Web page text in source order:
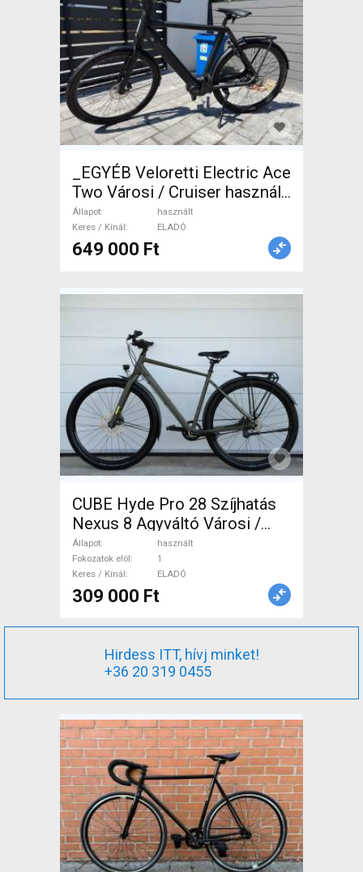
_EGYÉB Veloretti Electric Ace
Two Városi / Cruiser használt
ELADÓ
Állapot
használt
Keres / Kínál
ELADÓ
649 000 Ft
CUBE Hyde Pro 28 Szíjhatás
Nexus 8 Agyváltó Városi /
Cruiser tárcsafék használt
ELADÓ
Állapot
használt
Fokozatok elöl
1
Keres / Kínál
ELADÓ
309 000 Ft
Hirdess ITT, hívj minket!
+36 20 319 0455